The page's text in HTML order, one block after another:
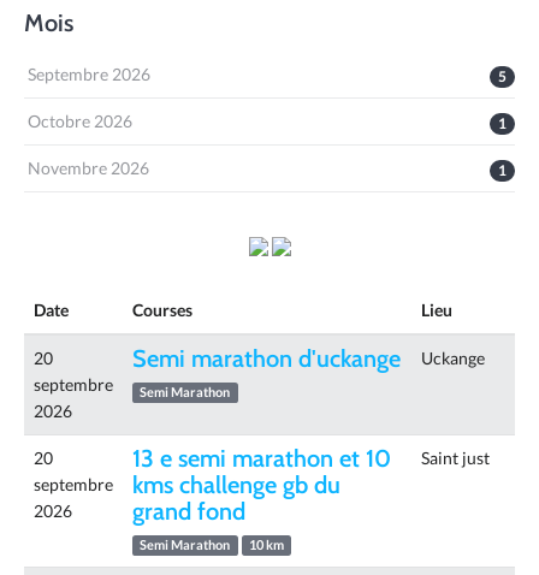
Mois
5
Septembre 2026
1
Octobre 2026
1
Novembre 2026
Date Courses Lieu
20
septembre
2026
Semi marathon d'uckange
Semi Marathon
Uckange
20
septembre
2026
13 e semi marathon et 10
kms challenge gb du
grand fond
Semi Marathon 10 km
Saint just